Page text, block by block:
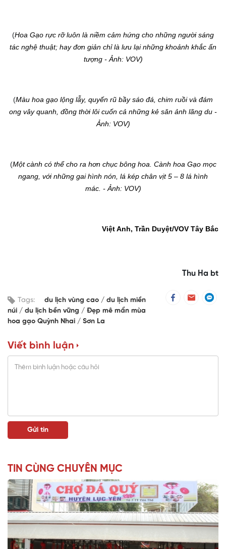
(Hoa Gạo rực rỡ luôn là niềm cảm hứng cho những người sáng
tác nghệ thuật; hay đơn giản chỉ là lưu lại những khoảnh khắc ấn
tượng - Ảnh: VOV)
(Màu hoa gạo lộng lẫy, quyến rũ bầy sáo đá, chim ruồi và đám
ong vây quanh, đồng thời lôi cuốn cả những kẻ săn ảnh lãng du -
Ảnh: VOV)
(Một cành có thể cho ra hơn chục bông hoa. Cành hoa Gạo mọc
ngang, với những gai hình nón, lá kép chân vịt 5 – 8 lá hình
mác. - Ảnh: VOV)
Việt Anh, Trần Duyệt/VOV Tây Bắc
Thu Ha bt
Tags: du lịch vùng cao
du lịch miền
núi
du lịch bền vững
Đẹp mê mẩn mùa
hoa gạo Quỳnh Nhai
Sơn La
Viết bình luận
TIN CÙNG CHUYÊN MỤC